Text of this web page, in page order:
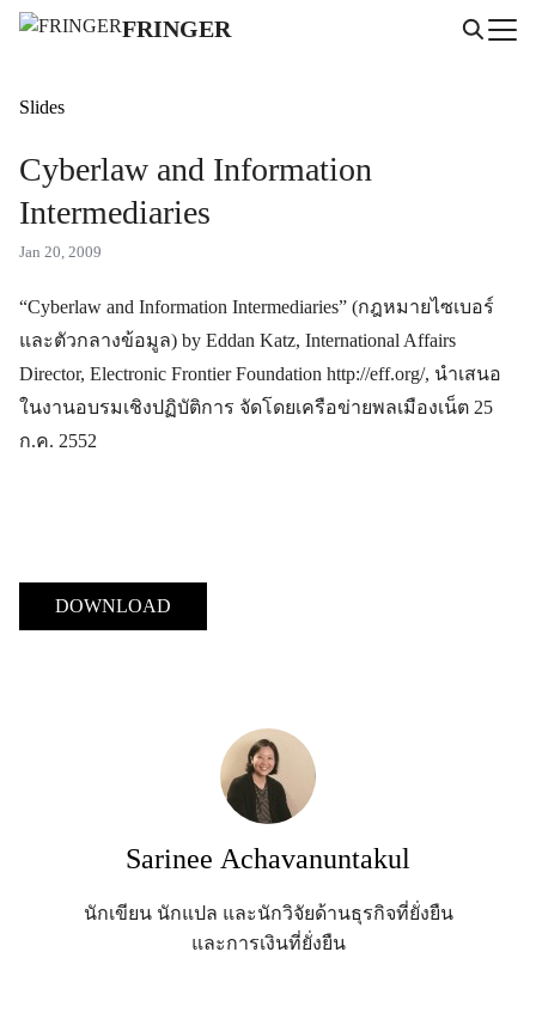
Skip
FRINGER
for:
Slides
Cyberlaw and Information
Intermediaries
Jan 20, 2009
“Cyberlaw and Information Intermediaries” (กฎหมายไซเบอร์
และตัวกลางข้อมูล) by Eddan Katz, International Affairs
Director, Electronic Frontier Foundation http://eff.org/, นำเสนอ
ในงานอบรมเชิงปฏิบัติการ จัดโดยเครือข่ายพลเมืองเน็ต 25
ก.ค. 2552
DOWNLOAD
Sarinee Achavanuntakul
นักเขียน นักแปล และนักวิจัยด้านธุรกิจที่ยั่งยืน
และการเงินที่ยั่งยืน